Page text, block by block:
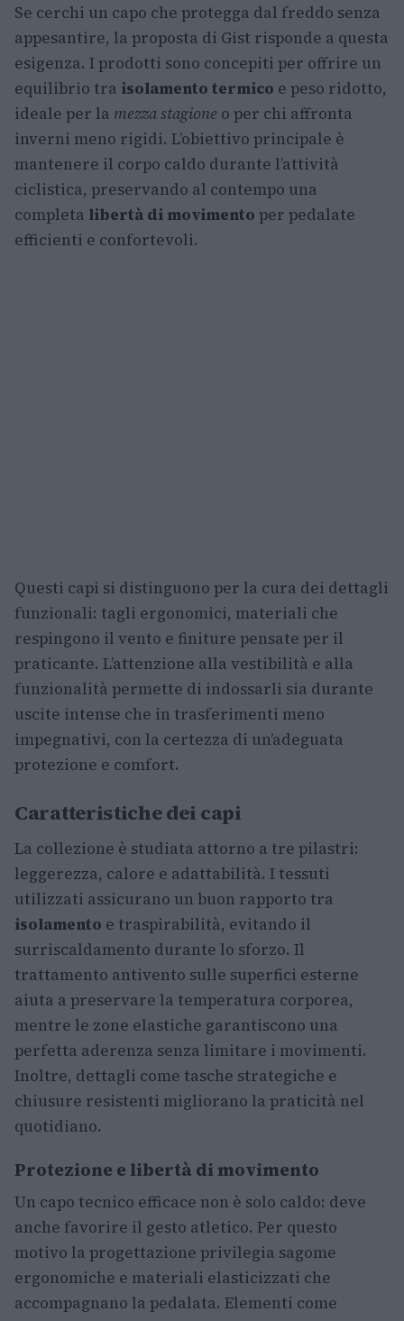
Se cerchi un capo che protegga dal freddo senza
appesantire, la proposta di Gist risponde a questa
esigenza. I prodotti sono concepiti per offrire un
equilibrio tra isolamento termico e peso ridotto,
ideale per la mezza stagione o per chi affronta
inverni meno rigidi. L’obiettivo principale è
mantenere il corpo caldo durante l’attività
ciclistica, preservando al contempo una
completa libertà di movimento per pedalate
efficienti e confortevoli.
Questi capi si distinguono per la cura dei dettagli
funzionali: tagli ergonomici, materiali che
respingono il vento e finiture pensate per il
praticante. L’attenzione alla vestibilità e alla
funzionalità permette di indossarli sia durante
uscite intense che in trasferimenti meno
impegnativi, con la certezza di un’adeguata
protezione e comfort.
Caratteristiche dei capi
La collezione è studiata attorno a tre pilastri:
leggerezza, calore e adattabilità. I tessuti
utilizzati assicurano un buon rapporto tra
isolamento e traspirabilità, evitando il
surriscaldamento durante lo sforzo. Il
trattamento antivento sulle superfici esterne
aiuta a preservare la temperatura corporea,
mentre le zone elastiche garantiscono una
perfetta aderenza senza limitare i movimenti.
Inoltre, dettagli come tasche strategiche e
chiusure resistenti migliorano la praticità nel
quotidiano.
Protezione e libertà di movimento
Un capo tecnico efficace non è solo caldo: deve
anche favorire il gesto atletico. Per questo
motivo la progettazione privilegia sagome
ergonomiche e materiali elasticizzati che
accompagnano la pedalata. Elementi come